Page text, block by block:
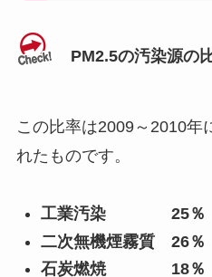
PM2.5の汚染源の
この比率は2009～2010年
れたものです。
工業汚染 25％
二次無機煙霧質 26％
石炭燃焼 18％